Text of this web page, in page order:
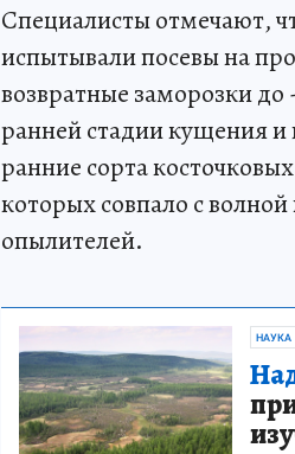
Специалисты отмечают,
испытывали посевы на
возвратные заморозки
ранней стадии кущения и
ранние сорта
которых совпало с
опылителей.
НАУКА